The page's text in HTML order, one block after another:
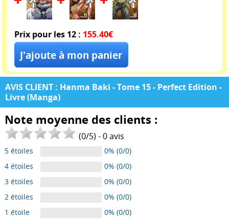
Prix pour les 12 : 155.40€
AVIS CLIENT : Hanma Baki - Tome 15 - Perfect Edition -
Livre (Manga)
Note moyenne des clients :
(0/5) -0avis
5 étoiles
0% (0/0)
4 étoiles
0% (0/0)
3 étoiles
0% (0/0)
2 étoiles
0% (0/0)
1 étoile
0% (0/0)